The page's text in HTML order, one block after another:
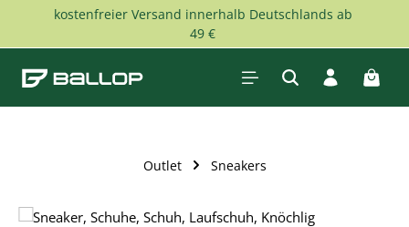
Zum Hauptinhalt springen
kostenfreier Versand innerhalb Deutschlands ab
49 €
Outlet Sneakers
Bildergalerie überspringen